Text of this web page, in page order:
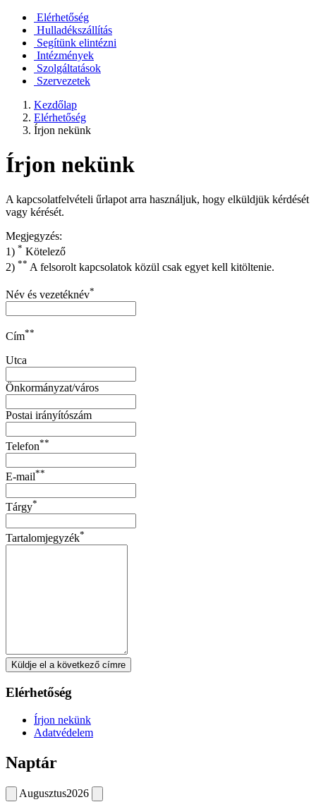
Elérhetőség
Hulladékszállítás
Segítünk elintézni
Intézmények
Szolgáltatások
Szervezetek
Kezdőlap
Elérhetőség
Írjon nekünk
Írjon nekünk
A kapcsolatfelvételi űrlapot arra használjuk, hogy elküldjük kérdését
vagy kérését.
Megjegyzés:
1) * Kötelező
2) ** A felsorolt kapcsolatok közül csak egyet kell kitöltenie.
Név és vezetéknév*
Cím**
Utca
Önkormányzat/város
Postai irányítószám
Telefon**
E-mail**
Tárgy*
Tartalomjegyzék*
Küldje el a következő címre
Elérhetőség
Írjon nekünk
Adatvédelem
Naptár
Augusztus2026